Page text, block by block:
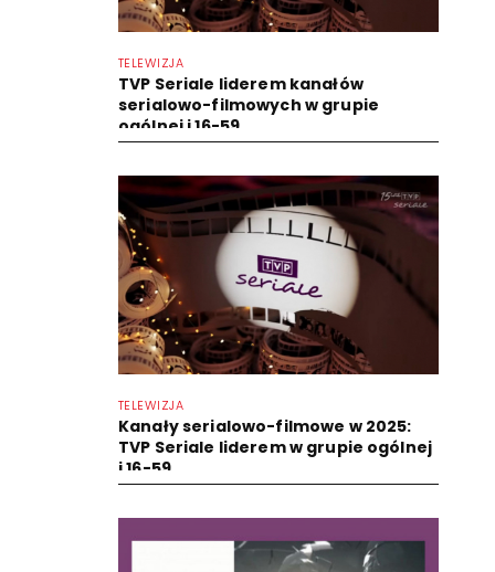
TELEWIZJA
TVP Seriale liderem kanałów
serialowo-filmowych w grupie
ogólnej i 16-59
TELEWIZJA
Kanały serialowo-filmowe w 2025:
TVP Seriale liderem w grupie ogólnej
i 16-59